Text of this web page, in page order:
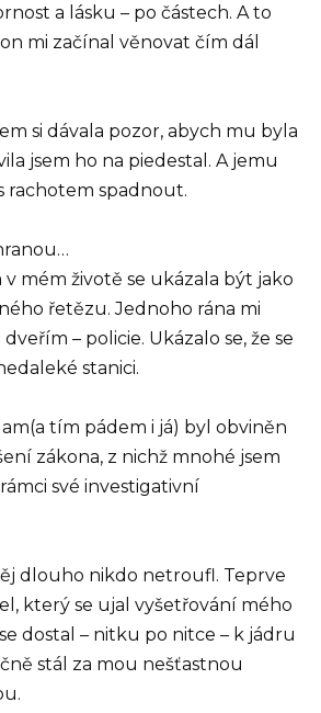
a lásku – po částech. A to
mi začínal věnovat čím dál
si dávala pozor, abych mu byla
jsem ho na piedestal. A jemu
rachotem spadnout.
mém životě se ukázala být jako
řetězu. Jednoho rána mi
– policie. Ukázalo se, že se
stanici.
tím pádem i já) byl obviněn
zákona, z nichž mnohé jsem
své investigativní
dlouho nikdo netroufl. Teprve
který se ujal vyšetřování mého
dostal – nitku po nitce – k jádru
stál za mou nešťastnou